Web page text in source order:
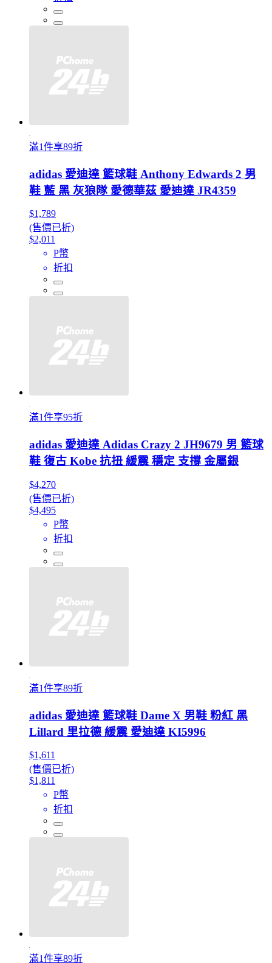
滿1件享89折
adidas 愛迪達 籃球鞋 Anthony Edwards 2 男
鞋 藍 黑 灰狼隊 愛德華茲 愛迪達 JR4359
$1,789
(售價已折)
$2,011
P幣
折扣
滿1件享95折
adidas 愛迪達 Adidas Crazy 2 JH9679 男 籃球
鞋 復古 Kobe 抗扭 緩震 穩定 支撐 金屬銀
$4,270
(售價已折)
$4,495
P幣
折扣
滿1件享89折
adidas 愛迪達 籃球鞋 Dame X 男鞋 粉紅 黑
Lillard 里拉德 緩震 愛迪達 KI5996
$1,611
(售價已折)
$1,811
P幣
折扣
滿1件享89折